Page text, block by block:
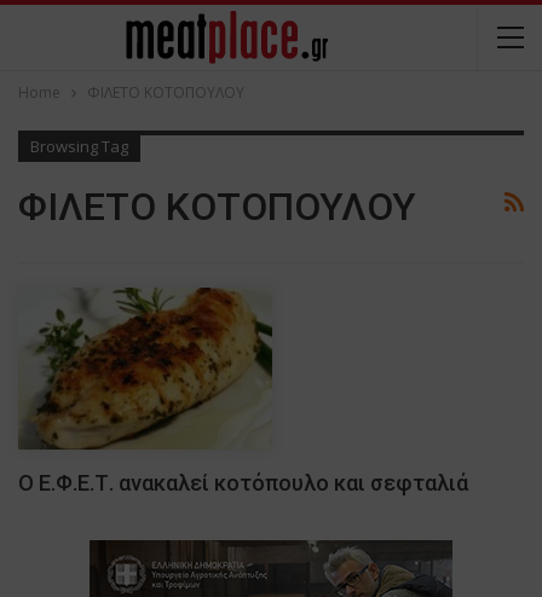
Home ΦΙΛΕΤΟ ΚΟΤΟΠΟΥΛΟΥ
Browsing Tag
ΦΙΛΕΤΟ ΚΟΤΟΠΟΥΛΟΥ
Ο Ε.Φ.Ε.Τ. ανακαλεί κοτόπουλο και σεφταλιά